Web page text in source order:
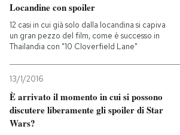
CALENDARIO
AREA PERSONALE
Entra
Locandine con spoiler
12 casi in cui già solo dalla locandina si capiva
un gran pezzo del film, come è successo in
Thailandia con "10 Cloverfield Lane"
13/1/2016
È arrivato il momento in cui si possono
discutere liberamente gli spoiler di Star
Wars?